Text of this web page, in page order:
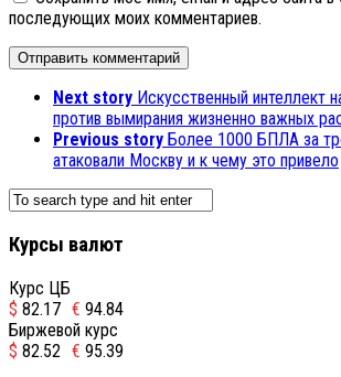
последующих моих комментариев.
Next story Искусственный интеллект
против вымирания жизненно важных
Previous story Более 1000 БПЛА за
атаковали Москву и к чему это привело
Курсы валют
Курс ЦБ
$ 82.17 € 94.84
Биржевой курс
$ 82.52 € 95.39